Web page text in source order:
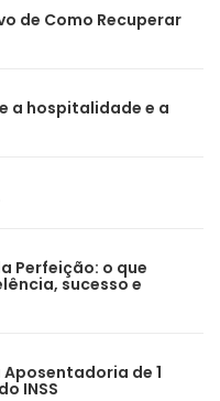
de Como Recuperar
a hospitalidade e a
Perfeição: o que
sucesso e
Aposentadoria de 1
INSS